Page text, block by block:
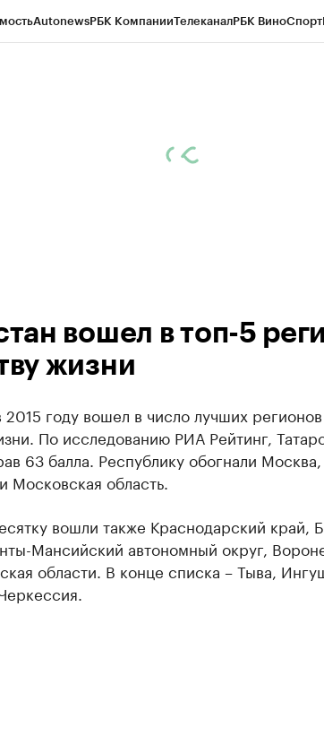
AutonewsРБК КомпанииТелеканалРБК ВиноСпорт
вошел в топ-5
жизни
2015 году вошел в число лучших
По исследованию РИА Рейтинг,
63 балла. Республику обогнали
Московская область.
вошли также Краснодарский край,
Мансийский автономный округ,
области. В конце списка – Тыва,